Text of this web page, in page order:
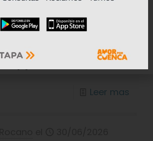
la Empresa Eléctrica
y modernización de la
Leer mas